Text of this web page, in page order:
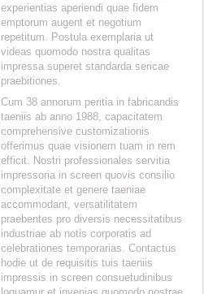
experientias aperiendi quae fidem
emptorum augent et negotium
repetitum. Postula exemplaria ut
videas quomodo nostra qualitas
impressa superet standarda sericae
praebitiones.
Cum 38 annorum peritia in fabricandis
taeniis ab anno 1988, capacitatem
comprehensive customizationis
offerimus quae visionem tuam in rem
efficit. Nostri professionales servitia
impressoria in screen quovis consilio
complexitate et genere taeniae
accommodant, versatilitatem
praebentes pro diversis necessitatibus
industriae ab notis corporatis ad
celebrationes temporarias. Contactus
hodie ut de requisitis tuis taeniis
impressis in screen consuetudinibus